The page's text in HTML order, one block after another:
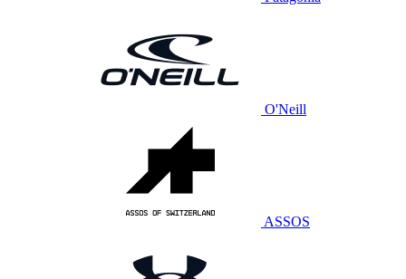
O'Neill
ASSOS